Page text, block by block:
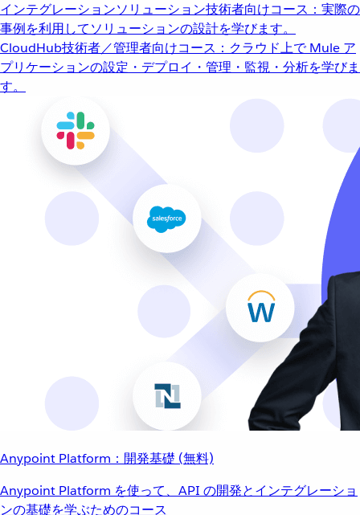
インテグレーションソリューション技術者向けコース：実際の
事例を利用してソリューションの設計を学びます。
CloudHub技術者／管理者向けコース：クラウド上で Mule ア
プリケーションの設定・デプロイ・管理・監視・分析を学びま
す。
Anypoint Platform：開発基礎 (無料)
Anypoint Platform を使って、API の開発とインテグレーショ
ンの基礎を学ぶためのコース